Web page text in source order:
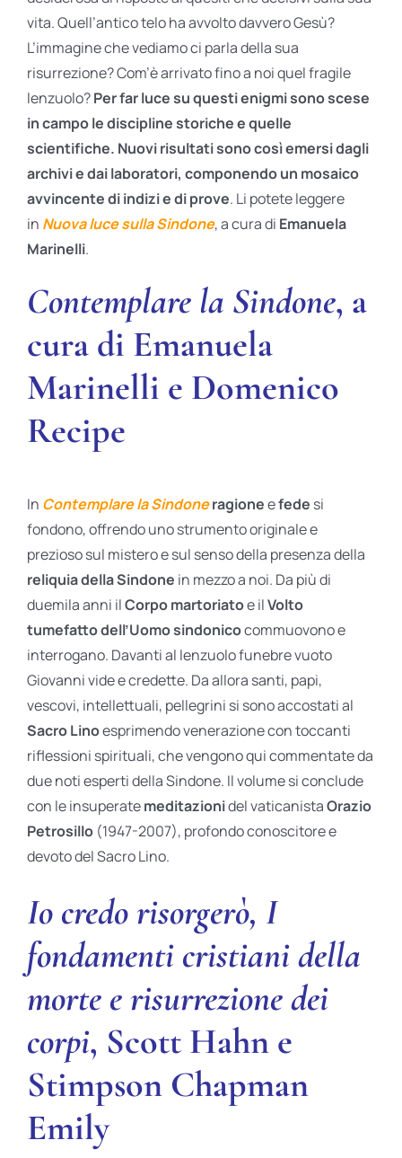
vita. Quell’antico telo ha avvolto davvero Gesù?
L’immagine che vediamo ci parla della sua
risurrezione? Com’è arrivato fino a noi quel fragile
lenzuolo?Per far luce su questi enigmi sono scese
in campo le discipline storiche e quelle
scientifiche. Nuovi risultati sono così emersi dagli
archivi e dai laboratori, componendo un mosaico
avvincente di indizi e di prove. Li potete leggere
in Nuova luce sulla Sindone, a cura di Emanuela
Marinelli.
Contemplare la Sindone, a
cura di Emanuela
Marinelli e Domenico
Recipe
In Contemplare la Sindoneragioneefede si
fondono, offrendo uno strumento originale e
prezioso sul mistero e sul senso della presenza della
reliquia della Sindone in mezzo a noi. Da più di
duemila anni ilCorpo martoriatoe ilVolto
tumefatto dell’Uomo sindonicocommuovono e
interrogano. Davanti al lenzuolo funebre vuoto
Giovanni vide e credette. Da allora santi, papi,
vescovi, intellettuali, pellegrini si sono accostati al
Sacro Linoesprimendo venerazione con toccanti
riflessioni spirituali, che vengono qui commentate da
due noti esperti della Sindone. Il volume si conclude
con le insuperatemeditazionidel vaticanistaOrazio
Petrosillo (1947-2007), profondo conoscitore e
devoto del Sacro Lino.
Io credo risorgerò, I
fondamenti cristiani della
morte e risurrezione dei
corpi, Scott Hahn e
Stimpson Chapman
Emily